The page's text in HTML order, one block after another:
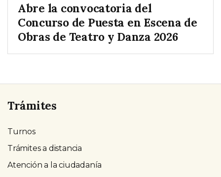
Abre la convocatoria del
Concurso de Puesta en Escena de
Obras de Teatro y Danza 2026
Trámites
Turnos
Trámites a distancia
Atención a la ciudadanía